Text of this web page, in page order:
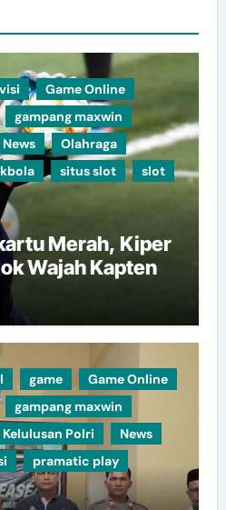
Game Online
gampang maxwin
News
Olahraga
situs slot
slot
Merah, Kiper
Wajah Kapten
game
Game Online
gampang maxwin
Kelulusan Polri
News
pramatic play